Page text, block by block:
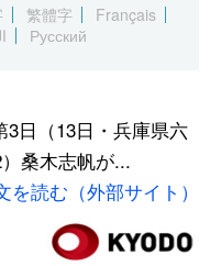
العربية お知らせ
繁體字
Français
Русский
日（13日・兵庫県六
桑木志帆が...
を読む（外部サイト）